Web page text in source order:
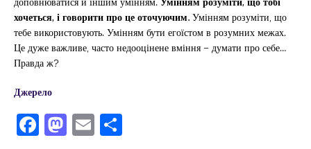
хочеться, і говорити про це оточуючим.Умінням розуміти, що
тебе використовують. Умінням бути егоїстом в розумних межах.
Це дуже важливе, часто недооцінене вміння – думати про себе…
Правда ж?
Джерело
F M E